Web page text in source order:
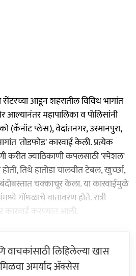
आडून शहरातील विविध भागांत
महापालिका व पोलिसांनी
(कॅनॉट प्लेस), वेदांतनगर, उस्मानपुरा,
'तोडफोड' कारवाई केली. प्रत्येक
करीत ज्याठिकाणी कपलसाठी 'स्पेशल'
तिथे हातोडा चालवीत टेबल, खुर्च्छा,
चक्काचूर केला. या कारवाईमुळे
गोंधळाचे वातावरण होते. रात्री
कारवाई करण्यात आली.
लिहिलेल्या खास
अमर्याद ॲक्सेस